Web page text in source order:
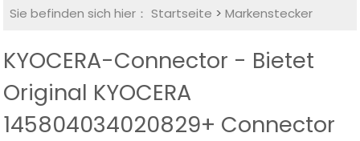
Sie befinden sich hier： Startseite >Markenstecker
KYOCERA-Connector - Bietet
Original KYOCERA
145804034020829+ Connector